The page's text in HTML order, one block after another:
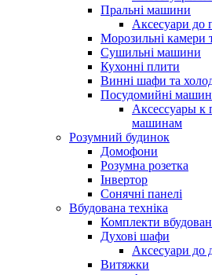
Пральні машини
Аксесуари до
Морозильні камери
Сушильні машини
Кухонні плити
Винні шафи та
Посудомийні
Аксессуары к
машинам
Розумний будинок
Домофони
Розумна розетка
Інвертор
Сонячні панелі
Вбудована техніка
Комплекти
Духові шафи
Аксесуари до
Витяжки